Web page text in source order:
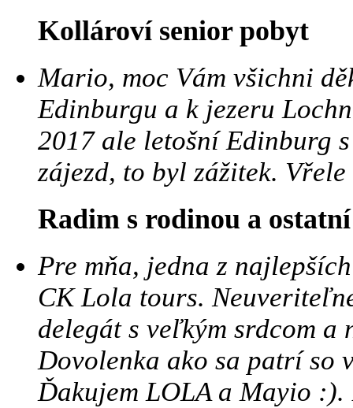
Kollároví senior pobyt
Mario, moc Vám všichni
Edinburgu a k jezeru
2017 ale letošní Edinburg
zájezd, to byl zážitek.
Radim s rodinou a
Pre mňa, jedna z
CK Lola tours.
delegát s veľkým srdcom a
Dovolenka ako sa patrí so
Ďakujem LOLA a Mayio